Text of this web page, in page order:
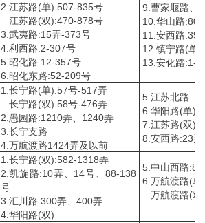
2.江苏路(单):507-835号
江苏路(双):470-878号
3.武夷路:15弄-373号
4.利西路:2-307号
5.昭化路:12-357号
6.昭化东路:52-209号
9.曹家堰路、
10.华山路
11.安西路
12.镇宁路(单
13.安化路:1-
1.长宁路(单):57号-517弄
长宁路(双):58号-476弄
2.愚园路:1210弄、1240弄
3.长宁支路
4.万航渡路1424弄及以前
5.江苏北路
6.华阳路(单)
7.江苏路(双
8.安西路:23弄
1.长宁路(双):582-1318弄
2.凯旋路:10弄、14号、88-138
号
3.汇川路:300弄、400弄
4.华阳路(双)
5.中山西路
6.万航渡路(
万航渡路(